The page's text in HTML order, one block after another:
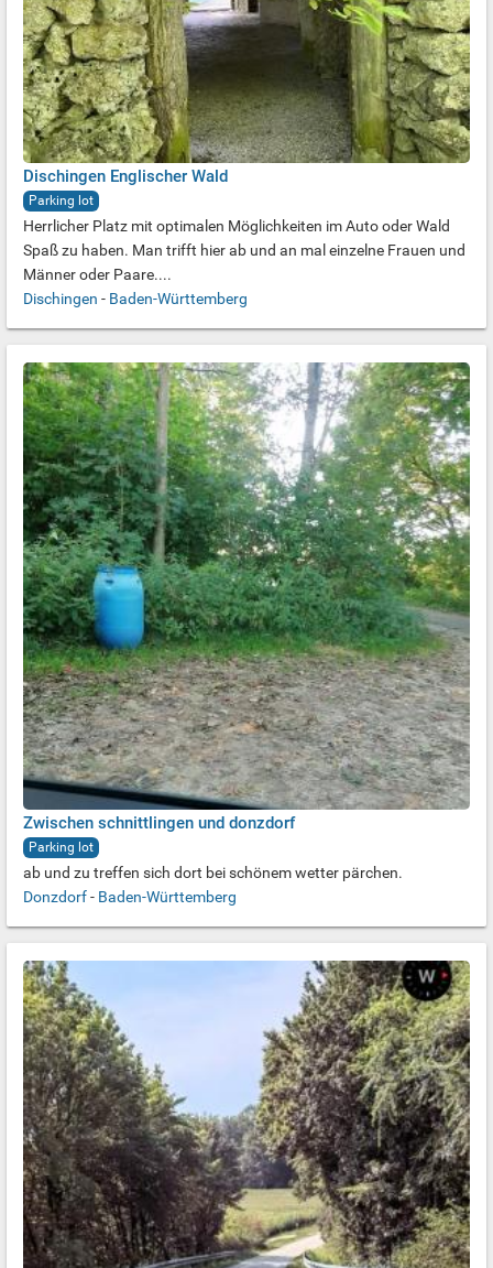
Dischingen Englischer Wald
Parking lot
Herrlicher Platz mit optimalen Möglichkeiten im Auto oder Wald
Spaß zu haben. Man trifft hier ab und an mal einzelne Frauen und
Männer oder Paare....
Dischingen - Baden-Württemberg
Zwischen schnittlingen und donzdorf
Parking lot
ab und zu treffen sich dort bei schönem wetter pärchen.
Donzdorf- Baden-Württemberg